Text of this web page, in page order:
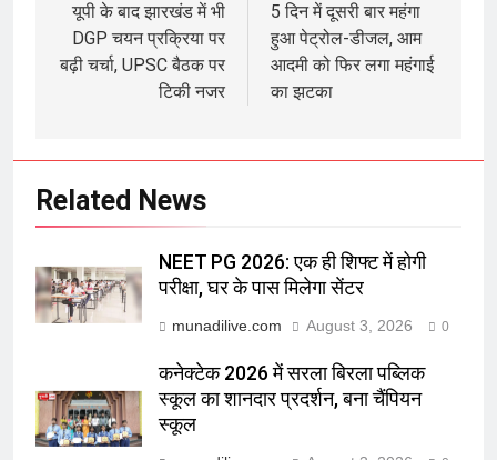
navigation
यूपी के बाद झारखंड में भी
DGP चयन प्रक्रिया पर
बढ़ी चर्चा, UPSC बैठक पर
टिकी नजर
5 दिन में दूसरी बार महंगा
हुआ पेट्रोल-डीजल, आम
आदमी को फिर लगा महंगाई
का झटका
Related News
NEET PG 2026: एक ही शिफ्ट में होगी
परीक्षा, घर के पास मिलेगा सेंटर
munadilive.com August 3, 2026 0
कनेक्टेक 2026 में सरला बिरला पब्लिक
स्कूल का शानदार प्रदर्शन, बना चैंपियन
स्कूल